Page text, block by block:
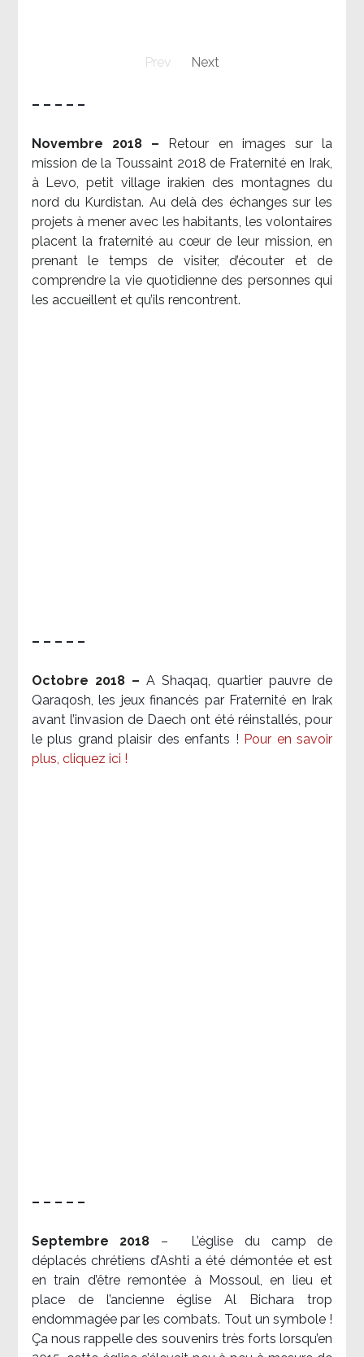
Prev Next
– – – – –
Novembre 2018 – Retour en images sur la
mission de la Toussaint 2018 de Fraternité en Irak,
à Levo, petit village irakien des montagnes du
nord du Kurdistan. Au delà des échanges sur les
projets à mener avec les habitants, les volontaires
placent la fraternité au cœur de leur mission, en
prenant le temps de visiter, d’écouter et de
comprendre la vie quotidienne des personnes qui
les accueillent et qu’ils rencontrent.
– – – – –
Octobre 2018 – A Shaqaq, quartier pauvre de
Qaraqosh, les jeux financés par Fraternité en Irak​
avant l’invasion de Daech ont été réinstallés, pour
le plus grand plaisir des enfants ! Pour en savoir
plus, cliquez ici !
– – – – –
Septembre 2018 –
L’église du camp de
déplacés chrétiens d’Ashti a été démontée et est
en train d’être remontée à Mossoul, en lieu et
place de l’ancienne église Al Bichara trop
endommagée par les combats. Tout un symbole !
Ça nous rappelle des souvenirs très forts lorsqu’en